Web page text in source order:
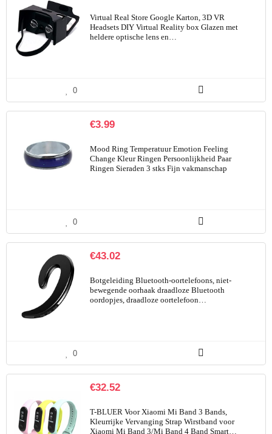
Virtual Real Store Google Karton, 3D VR
Headsets DIY Virtual Reality box Glazen met
heldere optische lens en…
0
€3.99
Mood Ring Temperatuur Emotion Feeling
Change Kleur Ringen Persoonlijkheid Paar
Ringen Sieraden 3 stks Fijn vakmanschap
0
€43.02
Botgeleiding Bluetooth-oortelefoons, niet-
bewegende oorhaak draadloze Bluetooth
oordopjes, draadloze oortelefoon…
0
€32.52
T-BLUER Voor Xiaomi Mi Band 3 Bands,
Kleurrijke Vervanging Strap Wirstband voor
Xiaomi Mi Band 3/Mi Band 4 Band Smart…